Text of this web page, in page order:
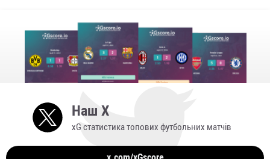
Наш X
xG статистика топових футбольних матчів